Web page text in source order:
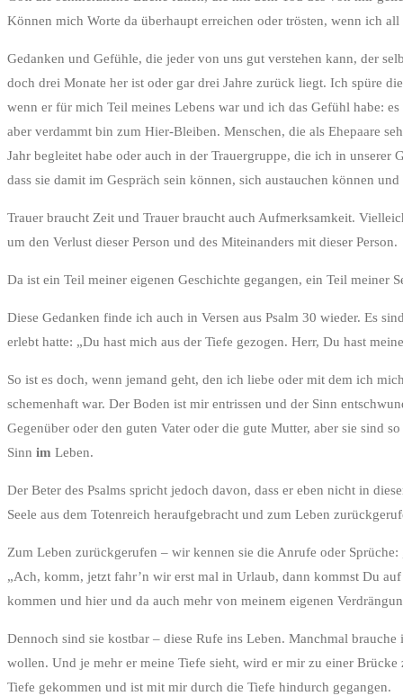
Können mich Worte da überhaupt erreichen oder trösten, wenn ich
Gedanken und Gefühle, die jeder von uns gut verstehen kann, der
doch drei Monate her ist oder gar drei Jahre zurück liegt. Ich spüre
wenn er für mich Teil meines Lebens war und ich das Gefühl habe:
aber verdammt bin zum Hier-Bleiben. Menschen, die als Ehepaare
Jahr begleitet habe oder auch in der Trauergruppe, die ich in
dass sie damit im Gespräch sein können, sich austauchen können
Trauer braucht Zeit und Trauer braucht auch Aufmerksamkeit.
um den Verlust dieser Person und des Miteinanders mit dieser Person.
Da ist ein Teil meiner eigenen Geschichte gegangen, ein Teil meiner
Diese Gedanken finde ich auch in Versen aus Psalm 30 wieder. Es
erlebt hatte: „Du hast mich aus der Tiefe gezogen. Herr, Du hast
So ist es doch, wenn jemand geht, den ich liebe oder mit dem ich
schemenhaft war. Der Boden ist mir entrissen und der Sinn
Gegenüber oder den guten Vater oder die gute Mutter, aber sie
Sinn im Leben.
Der Beter des Psalms spricht jedoch davon, dass er eben nicht in
Seele aus dem Totenreich heraufgebracht und zum Leben
Zum Leben zurückgerufen – wir kennen sie die Anrufe oder
„Ach, komm, jetzt fahr’n wir erst mal in Urlaub, dann kommst Du
kommen und hier und da auch mehr von meinem eigenen
Dennoch sind sie kostbar – diese Rufe ins Leben. Manchmal
wollen. Und je mehr er meine Tiefe sieht, wird er mir zu einer
Tiefe gekommen und ist mit mir durch die Tiefe hindurch gegangen.